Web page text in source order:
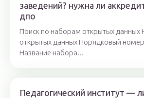
заведений? нужна ли
дпо
Поиск по наборам открытых данных
открытых данных Порядковый
Название набора...
Педагогический институт —